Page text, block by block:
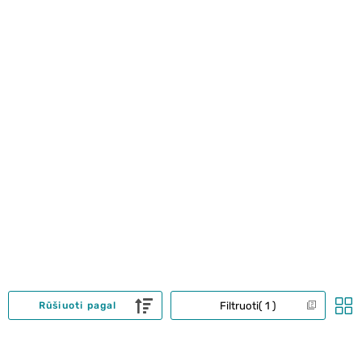
Filtruoti 1
Rūšiuoti pagal